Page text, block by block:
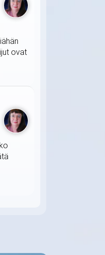
ovat